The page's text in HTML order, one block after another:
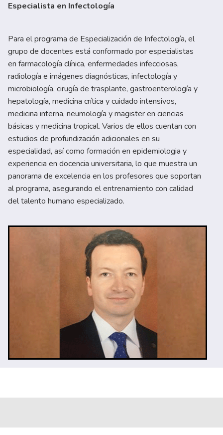
Especialista en Infectología
Para el programa de Especialización de Infectología, el
grupo de docentes está conformado por especialistas
en farmacología clínica, enfermedades infecciosas,
radiología e imágenes diagnósticas, infectología y
microbiología, cirugía de trasplante, gastroenterología y
hepatología, medicina crítica y cuidado intensivos,
medicina interna, neumología y magister en ciencias
básicas y medicina tropical. Varios de ellos cuentan con
estudios de profundización adicionales en su
especialidad, así como formación en epidemiologia y
experiencia en docencia universitaria, lo que muestra un
panorama de excelencia en los profesores que soportan
al programa, asegurando el entrenamiento con calidad
del talento humano especializado.